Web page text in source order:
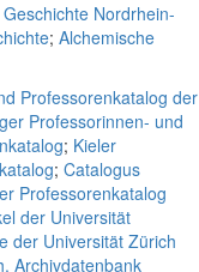
Nordrhein-
; Alchemische
Professorenkatalog der
Professorinnen- und
; Kieler
; Catalogus
Professorenkatalog
der Universität
der Universität Zürich
Archivdatenbank